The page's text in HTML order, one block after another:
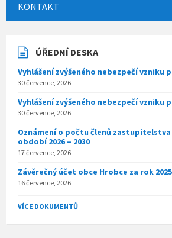
KONTAKT
ÚŘEDNÍ DESKA
Vyhlášení zvýšeného nebezpečí vzniku
30 července, 2026
Vyhlášení zvýšeného nebezpečí vzniku
30 července, 2026
Oznámení o počtu členů
období 2026 – 2030
17 července, 2026
Závěrečný účet obce Hrobce za rok 2025
16 července, 2026
VÍCE DOKUMENTŮ